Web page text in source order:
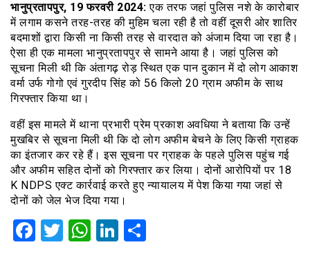
भानुप्रतापपुर, 19 फरवरी 2024:एक तरफ जहां पुलिस नशे के कारोबार
में लगाम कसने तरह-तरह की मुहिम चला रही है तो वहीं दूसरी ओर शातिर
बदमाशों द्वारा किसी ना किसी तरह से वारदात को अंजाम दिया जा रहा है।
ऐसा ही एक मामला भानुप्रतापपुर से सामने आया है। जहां पुलिस को
सूचना मिली थी कि अंतागढ़ रोड़ स्थित एक पान दुकान में दो लोग आकाश
वर्मा उर्फ गोगो एवं गुरदीप सिंह को 56 किलो 20 ग्राम अफीम के साथ
गिरफ्तार किया था।
वहीं इस मामले में थाना प्रभारी प्रेम प्रकाश अवधिया ने बताया कि उन्हें
मुखबिर से सूचना मिली थी कि दो लोग अफीम बेचने के लिए किसी ग्राहक
का इंतजार कर रहे हैं। इस सूचना पर ग्राहक के पहले पुलिस पहुंच गई
और अफीम सहित दोनों को गिरफ्तार कर लिया। दोनों आरोपियों पर 18
K NDPS एक्ट कार्रवाई करते हुए न्यायालय में पेश किया गया जहां से
दोनों को जेल भेज दिया गया।
Facebook
Twitter
WhatsApp
LinkedIn